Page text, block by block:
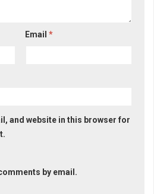
Email*
and website in this browser for
by email.